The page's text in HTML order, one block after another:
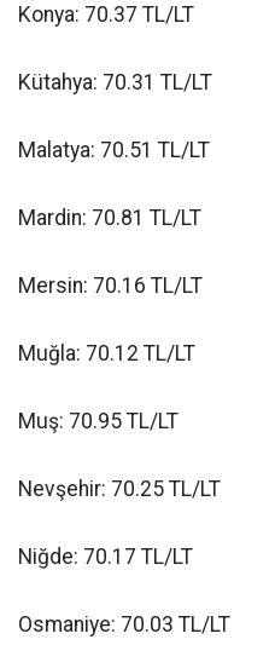
Konya: 70.37 TL/LT
Kütahya: 70.31 TL/LT
Malatya: 70.51 TL/LT
Mardin: 70.81 TL/LT
Mersin: 70.16 TL/LT
Muğla: 70.12 TL/LT
Muş: 70.95 TL/LT
Nevşehir: 70.25 TL/LT
Niğde: 70.17 TL/LT
Osmaniye: 70.03 TL/LT